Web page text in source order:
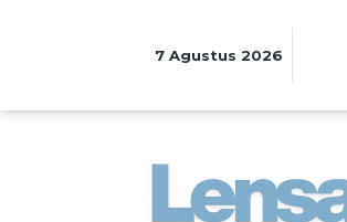
7 Agustus 2026